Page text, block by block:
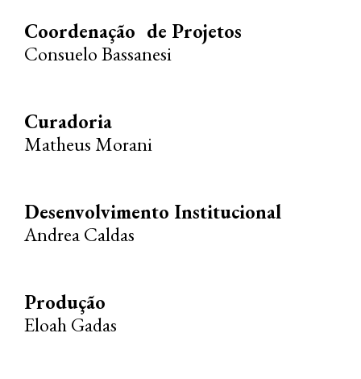
Coordenação de Projetos
Consuelo Bassanesi
Curadoria
Matheus Morani
Desenvolvimento Institucional
Andrea Caldas
Produção
Eloah Gadas